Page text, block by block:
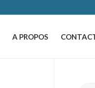
A PROPOS